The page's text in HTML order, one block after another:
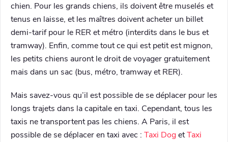
chien. Pour les grands chiens, ils doivent être muselés et
tenus en laisse, et les maîtres doivent acheter un billet
demi-tarif pour le RER et métro (interdits dans le bus et
tramway). Enfin, comme tout ce qui est petit est mignon,
les petits chiens auront le droit de voyager gratuitement
mais dans un sac (bus, métro, tramway et RER).
Mais savez-vous qu’il est possible de se déplacer pour les
longs trajets dans la capitale en taxi. Cependant, tous les
taxis ne transportent pas les chiens. A Paris, il est
possible de se déplacer en taxi avec : Taxi DogetTaxi